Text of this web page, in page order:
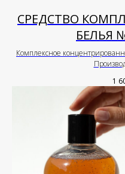
СРЕДСТВО
БЕЛЬЯ
Комплексное
1